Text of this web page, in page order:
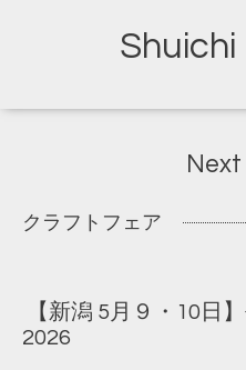
クラフトフェア
【新潟 5月９・10日
2026